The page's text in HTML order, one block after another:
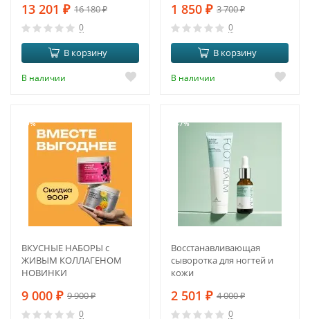
13 201 ₽ 16 180₽
0
В корзину
В наличии
1 850 ₽ 3 700₽
0
В корзину
В наличии
-9%
ВКУСНЫЕ НАБОРЫ с
ЖИВЫМ КОЛЛАГЕНОМ
НОВИНКИ
9 000 ₽ 9 900₽
0
-37%
Восстанавливающая
сыворотка для ногтей и
кожи
2 501 ₽ 4 000₽
0